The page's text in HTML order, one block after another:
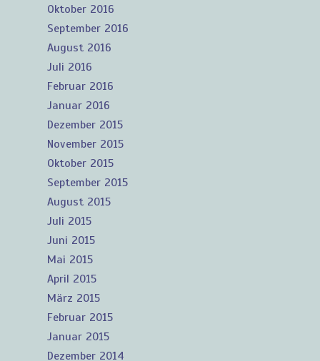
Oktober 2016
September 2016
August 2016
Juli 2016
Februar 2016
Januar 2016
Dezember 2015
November 2015
Oktober 2015
September 2015
August 2015
Juli 2015
Juni 2015
Mai 2015
April 2015
März 2015
Februar 2015
Januar 2015
Dezember 2014